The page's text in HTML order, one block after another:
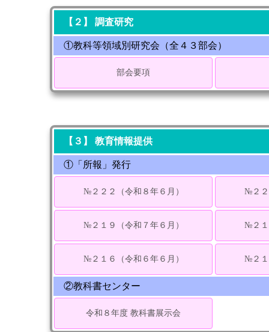
【２】 調査研究
①教科等領域別研究会（全４３部会）
部会要項
【３】 教育情報提供
①「所報」発行
№２２２（令和８年６月） №２２
№２１９（令和７年６月） №２１
№２１６（令和６年６月） №２１
②教科書センター
令和８年度 教科書展示会